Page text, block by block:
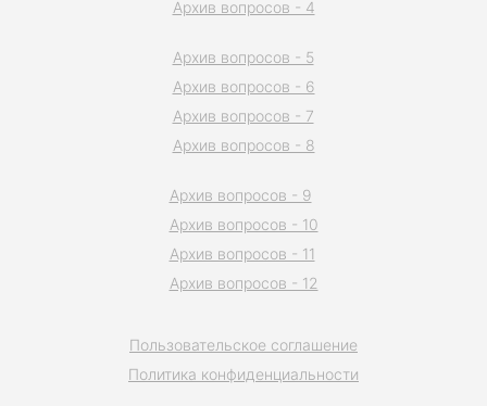
Пользовательское соглашение
Политика конфиденциальности
Архив вопросов - 4
Архив вопросов - 5
Архив вопросов - 6
Архив вопросов - 7
Архив вопросов - 8
Архив вопросов - 9
Архив вопросов - 10
Архив вопросов - 11
Архив вопросов - 12